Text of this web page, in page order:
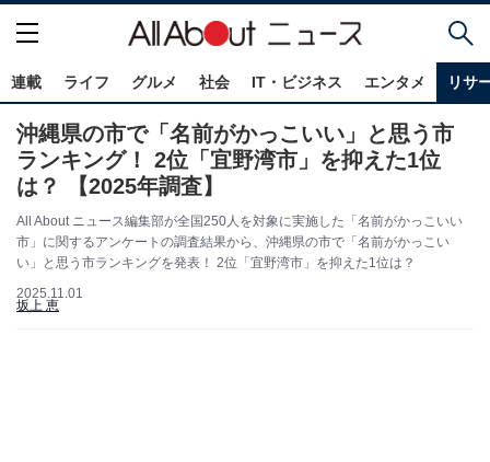
連載 ライフ グルメ 社会 IT・ビジネス エンタメ リサ
沖縄県の市で「名前がかっこいい」と思う市
ランキング！ 2位「宜野湾市」を抑えた1位
は？ 【2025年調査】
All About ニュース編集部が全国250人を対象に実施した「名前がかっこいい
市」に関するアンケートの調査結果から、沖縄県の市で「名前がかっこい
い」と思う市ランキングを発表！ 2位「宜野湾市」を抑えた1位は？
2025.11.01
坂上 恵